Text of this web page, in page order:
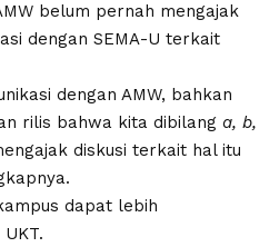
belum pernah mengajak
dengan SEMA-U terkait
dengan AMW, bahkan
rilis bahwa kita dibilang a, b,
diskusi terkait hal itu
dapat lebih